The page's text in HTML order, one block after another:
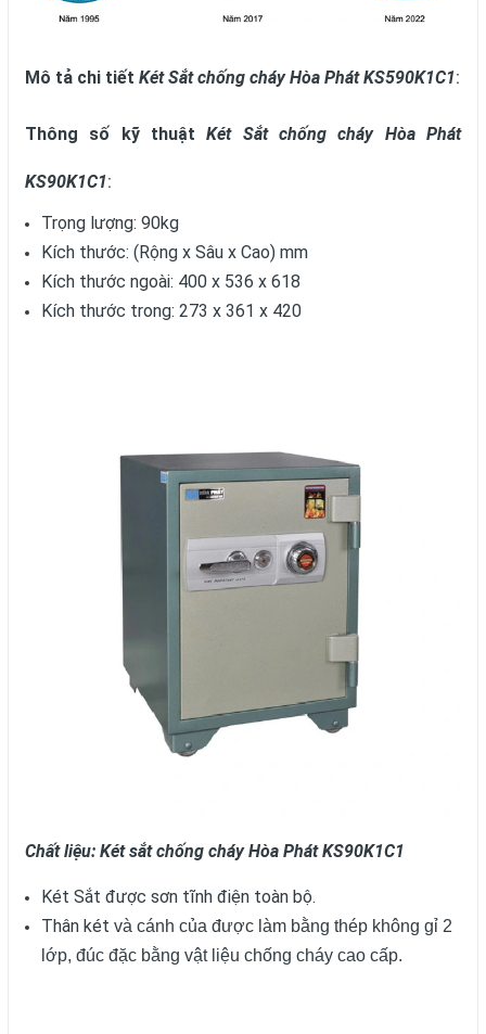
Mô tả chi tiết Két Sắt chống cháy Hòa Phát KS590K1C1:
Thông số kỹ thuật Két Sắt chống cháy Hòa Phát
KS90K1C1:
Trọng lượng: 90kg
Kích thước: (Rộng x Sâu x Cao) mm
Kích thước ngoài: 400 x 536 x 618
Kích thước trong: 273 x 361 x 420
Chất liệu: Két sắt chống cháy Hòa Phát KS90K1C1
Két Sắt được sơn tĩnh điện toàn bộ.
Thân két và cánh của được làm bằng thép không gỉ 2
lớp, đúc đặc bằng vật liệu chống cháy cao cấp.